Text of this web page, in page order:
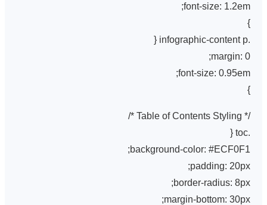
font-size: 1.2em;
}
.infographic-content p {
margin: 0;
font-size: 0.95em;
}
/* Table of Contents Styling */
.toc {
background-color: #ECF0F1;
padding: 20px;
border-radius: 8px;
margin-bottom: 30px;